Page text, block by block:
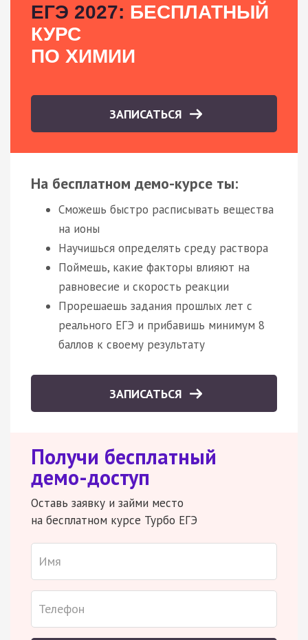
ЕГЭ 2027: БЕСПЛАТНЫЙ
КУРС
ПО ХИМИИ
ЗАПИСАТЬСЯ
На бесплатном демо-курсе ты:
Сможешь быстро расписывать вещества
на ионы
Научишься определять среду раствора
Поймешь, какие факторы влияют на
равновесие и скорость реакции
Прорешаешь задания прошлых лет с
реального ЕГЭ и прибавишь минимум 8
баллов к своему результату
ЗАПИСАТЬСЯ
Получи бесплатный
демо-доступ
Оставь заявку и займи место
на бесплатном курсе Турбо ЕГЭ